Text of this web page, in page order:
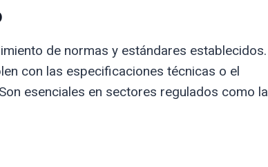
de normas y estándares establecidos.
con las especificaciones técnicas o el
esenciales en sectores regulados como la